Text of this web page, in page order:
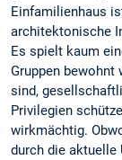
Einfamilienhaus
architektonische
Es spielt kaum
Gruppen bewohnt
sind,
Privilegien
wirkmächtig.
durch die aktuelle